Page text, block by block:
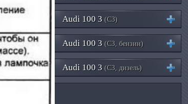
Audi 100 3 (C3)
Audi 100 3 (C3, бензин)
Audi 100 3 (C3, дизель)